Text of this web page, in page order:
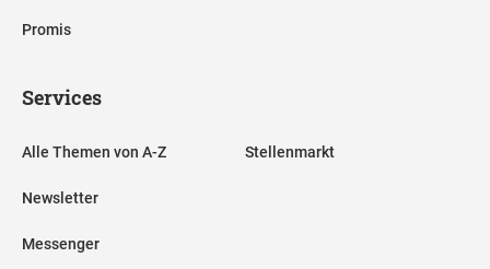
Promis
Services
Alle Themen von A-Z
Newsletter
Messenger
Stellenmarkt